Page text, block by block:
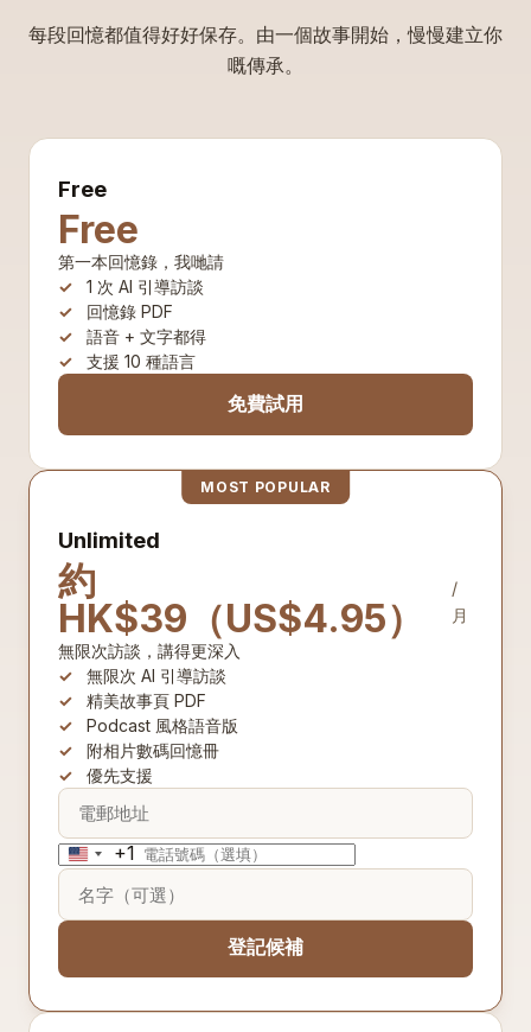
每段回憶都值得好好保存。由一個故事開始，慢慢建立你
嘅傳承。
Free
Free
第一本回憶錄，我哋請
1 次 AI 引導訪談
回憶錄 PDF
語音 + 文字都得
支援 10 種語言
免費試用
MOST POPULAR
Unlimited
約
HK$39（US$4.95）
/
月
無限次訪談，講得更深入
無限次 AI 引導訪談
精美故事頁 PDF
Podcast 風格語音版
附相片數碼回憶冊
優先支援
United
States
+1
+1
登記候補